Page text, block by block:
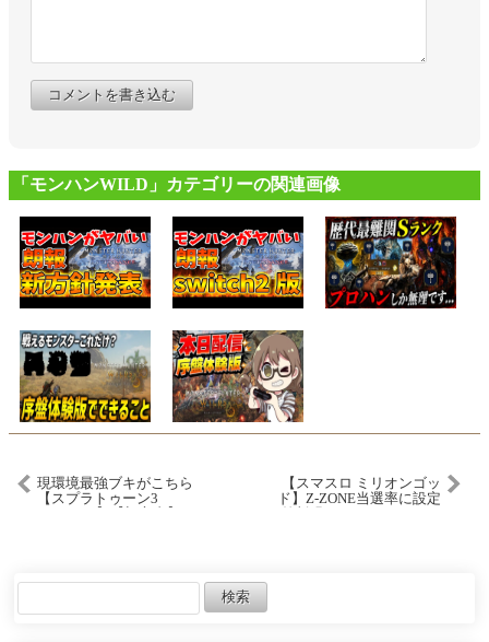
コメントを書き込む
「モンハンWILD」カテゴリーの関連画像
現環境最強ブキがこちら
【スプラトゥーン3
【スマスロ ミリオンゴッ
ド】Z-ZONE当選率に設定